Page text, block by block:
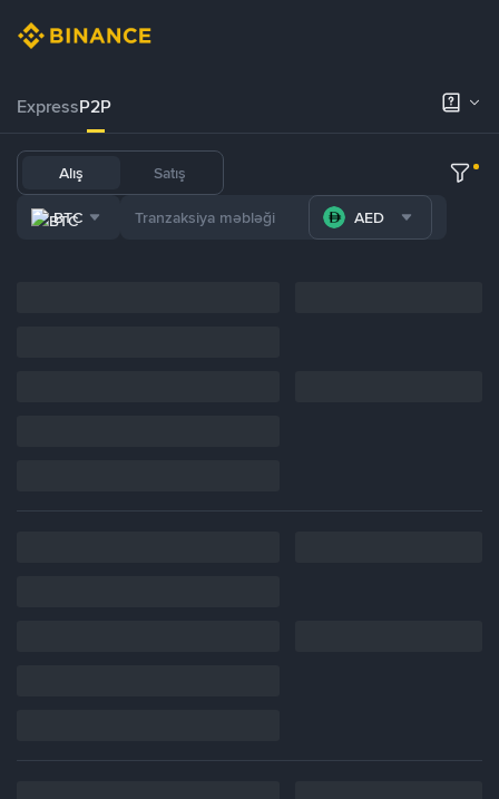
ExpressP2P
Alış Satış
BTC AED